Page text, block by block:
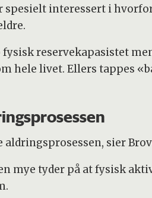
spesielt interessert i
reservekapasistet
hele livet. Ellers tappes
sier
mye tyder på at fysisk